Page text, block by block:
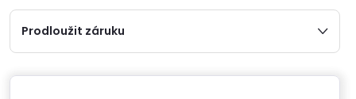
Prodloužit záruku